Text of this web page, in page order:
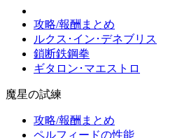
攻略/報酬まとめ
ルクス･イン･デネブリス
鎖断鉄鋼拳
ギタロン･マエストロ
魔星の試練
攻略/報酬まとめ
ペルフィードの性能